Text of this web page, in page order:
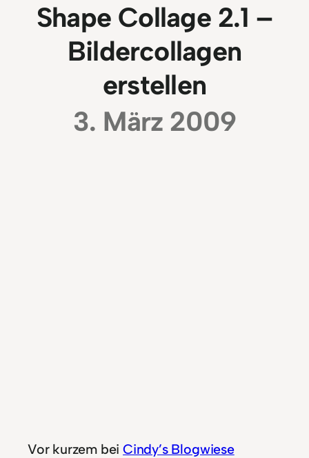
Shape Collage 2.1 –
Bildercollagen
erstellen
3. März 2009
Vor kurzem beiCindy’s Blogwiese